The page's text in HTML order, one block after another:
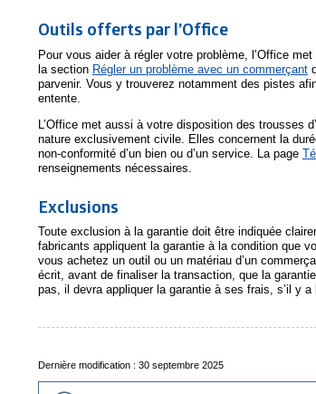
Outils offerts par l’Office
Pour vous aider à régler votre problème, l’Office
la section Régler un problème avec un commerçant
parvenir. Vous y trouverez notamment des pistes
entente.
L’Office met aussi à votre disposition des trousses
nature exclusivement civile. Elles concernent la
non-conformité d’un bien ou d’un service. La page
renseignements nécessaires.
Exclusions
Toute exclusion à la garantie doit être indiquée
fabricants appliquent la garantie à la condition que
vous achetez un outil ou un matériau d’un
écrit, avant de finaliser la transaction, que la
pas, il devra appliquer la garantie à ses frais, s’il y a
Dernière modification : 30 septembre 2025